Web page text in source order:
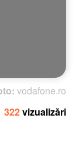
vodafone.ro
vizualizări